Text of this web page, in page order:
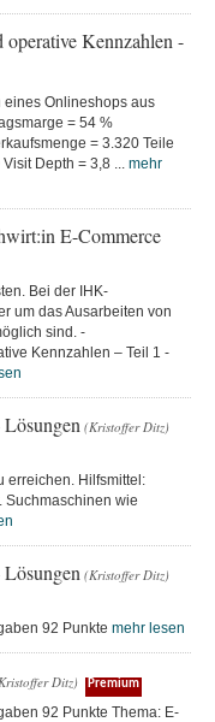
Kennzahlen -
Onlineshops aus
= 54 %
= 3.320 Teile
Depth = 3,8 ... mehr
E-Commerce
Bei der IHK-
um das Ausarbeiten von
sind. -
Kennzahlen – Teil 1 -
(Kristoffer Ditz)
erreichen. Hilfsmittel:
Suchmaschinen wie
(Kristoffer Ditz)
92 Punkte mehr lesen
Ditz) Premium
92 Punkte Thema: E-